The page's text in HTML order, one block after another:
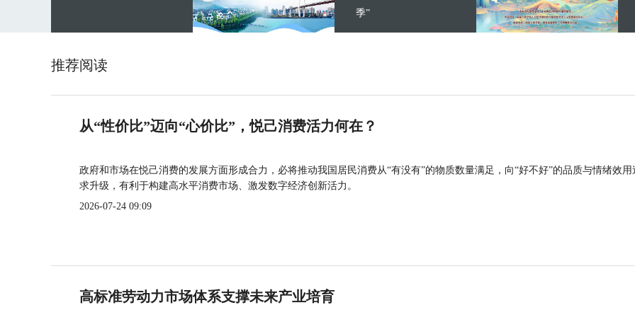
季”
推荐阅读
从“性价比”迈向“心价比”，悦己消费活力何在？
政府和市场在悦己消费的发展方面形成合力，必将推动我国居民消费从“有没有”的物质数量满足，向“好不好”的品质与情绪效用
求升级，有利于构建高水平消费市场、激发数字经济创新活力。
2026-07-24 09:09
高标准劳动力市场体系支撑未来产业培育